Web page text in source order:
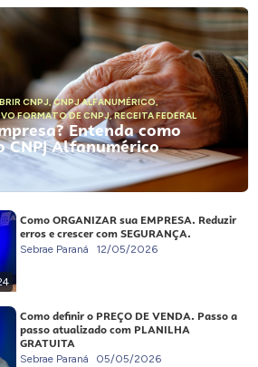
CNPJ,CNPJ ALFANUMÉRICO,
FORMATO DE CNPJ,RECEITA FEDERAL
Entenda como
Alfanumérico
Como ORGANIZAR sua EMPRESA. Reduzir
erros e crescer com SEGURANÇA.
Sebrae Paraná 12/05/2026
Como definir o PREÇO DE VENDA. Passo a
passo atualizado com PLANILHA
GRATUITA
Sebrae Paraná 05/05/2026